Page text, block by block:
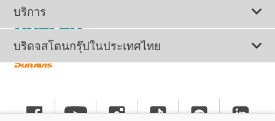
ยางรถยนต์นั่ง
ยางรถ SUV/CUV/4x4
ยางรถยนต์นุ่มเงียบ
ยางสปอร์ตสมรรถนะสูง
ยางรถยนต์ประหยัดน้ำมัน
ยางรถออฟโรด
บริการ
ติดต่อเรา
บริดจสโตนกรุ๊ปในประเทศไทย
ข่าวประชาสัมพันธ์